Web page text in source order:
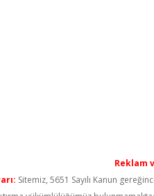
Reklam
Sitemiz, 5651 Sayılı Kanun